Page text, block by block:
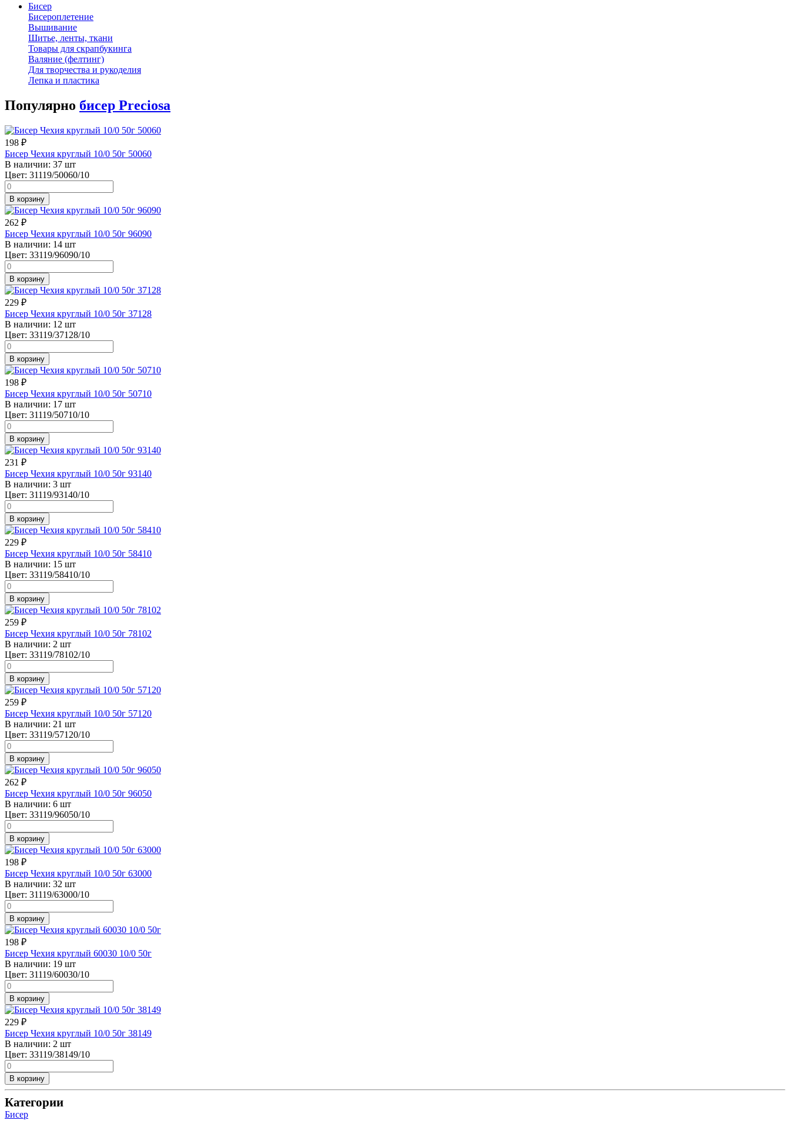
Бисер
Бисероплетение
Вышивание
Шитье, ленты, ткани
Товары для скрапбукинга
Валяние (фелтинг)
Для творчества и рукоделия
Лепка и пластика
Популярно бисер Preciosa
198 ₽
Бисер Чехия круглый 10/0 50г 50060
В наличии: 37 шт
Цвет: 31119/50060/10
В корзину
262 ₽
Бисер Чехия круглый 10/0 50г 96090
В наличии: 14 шт
Цвет: 33119/96090/10
В корзину
229 ₽
Бисер Чехия круглый 10/0 50г 37128
В наличии: 12 шт
Цвет: 33119/37128/10
В корзину
198 ₽
Бисер Чехия круглый 10/0 50г 50710
В наличии: 17 шт
Цвет: 31119/50710/10
В корзину
231 ₽
Бисер Чехия круглый 10/0 50г 93140
В наличии: 3 шт
Цвет: 31119/93140/10
В корзину
229 ₽
Бисер Чехия круглый 10/0 50г 58410
В наличии: 15 шт
Цвет: 33119/58410/10
В корзину
259 ₽
Бисер Чехия круглый 10/0 50г 78102
В наличии: 2 шт
Цвет: 33119/78102/10
В корзину
259 ₽
Бисер Чехия круглый 10/0 50г 57120
В наличии: 21 шт
Цвет: 33119/57120/10
В корзину
262 ₽
Бисер Чехия круглый 10/0 50г 96050
В наличии: 6 шт
Цвет: 33119/96050/10
В корзину
198 ₽
Бисер Чехия круглый 10/0 50г 63000
В наличии: 32 шт
Цвет: 31119/63000/10
В корзину
198 ₽
Бисер Чехия круглый 60030 10/0 50г
В наличии: 19 шт
Цвет: 31119/60030/10
В корзину
229 ₽
Бисер Чехия круглый 10/0 50г 38149
В наличии: 2 шт
Цвет: 33119/38149/10
В корзину
Категории
Бисер